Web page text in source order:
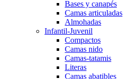
Bases y canapés
Camas articuladas
Almohadas
Infantil-Juvenil
Compactos
Camas nido
Camas-tatamis
Literas
Camas abatibles